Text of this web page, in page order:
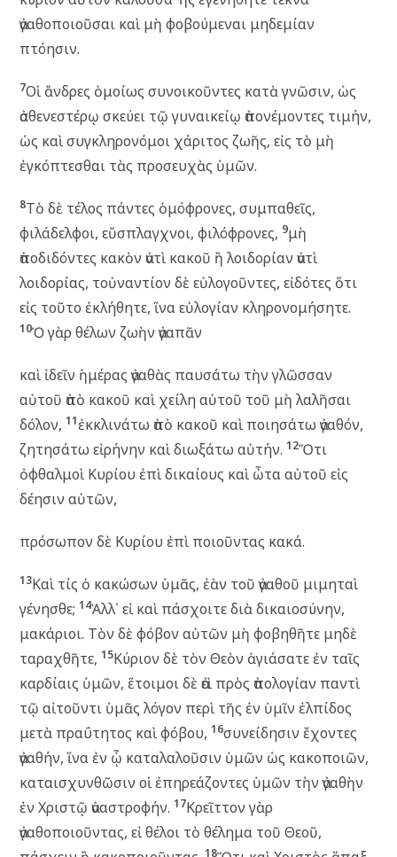
ἀγαθοποιοῦσαι καὶ μὴ φοβούμεναι μηδεμίαν
πτόησιν.
7Οἱ ἄνδρες ὁμοίως συνοικοῦντες κατὰ γνῶσιν, ὡς
ἀσθενεστέρῳ σκεύει τῷ γυναικείῳ ἀπονέμοντες τιμήν,
ὡς καὶ συγκληρονόμοι χάριτος ζωῆς, εἰς τὸ μὴ
ἐγκόπτεσθαι τὰς προσευχὰς ὑμῶν.
8Τὸ δὲ τέλος πάντες ὁμόφρονες, συμπαθεῖς,
φιλάδελφοι, εὔσπλαγχνοι, φιλόφρονες, 9μὴ
ἀποδιδόντες κακὸν ἀντὶ κακοῦ ἢ λοιδορίαν ἀντὶ
λοιδορίας, τοὐναντίον δὲ εὐλογοῦντες, εἰδότες ὅτι
εἰς τοῦτο ἐκλήθητε, ἵνα εὐλογίαν κληρονομήσητε.
10Ὁ γὰρ θέλων ζωὴν ἀγαπᾶν
καὶ ἰδεῖν ἡμέρας ἀγαθὰς παυσάτω τὴν γλῶσσαν
αὐτοῦ ἀπὸ κακοῦ καὶ χείλη αὐτοῦ τοῦ μὴ λαλῆσαι
δόλον, 11ἐκκλινάτω ἀπὸ κακοῦ καὶ ποιησάτω ἀγαθόν,
ζητησάτω εἰρήνην καὶ διωξάτω αὐτήν. 12Ὅτι
ὀφθαλμοὶ Κυρίου ἐπὶ δικαίους καὶ ὦτα αὐτοῦ εἰς
δέησιν αὐτῶν,
πρόσωπον δὲ Κυρίου ἐπὶ ποιοῦντας κακά.
13Καὶ τίς ὁ κακώσων ὑμᾶς, ἐὰν τοῦ ἀγαθοῦ μιμηταὶ
γένησθε; 14Ἀλλ᾽ εἰ καὶ πάσχοιτε διὰ δικαιοσύνην,
μακάριοι. Τὸν δὲ φόβον αὐτῶν μὴ φοβηθῆτε μηδὲ
ταραχθῆτε, 15Κύριον δὲ τὸν Θεὸν ἁγιάσατε ἐν ταῖς
καρδίαις ὑμῶν, ἕτοιμοι δὲ ἀεὶ πρὸς ἀπολογίαν παντὶ
τῷ αἰτοῦντι ὑμᾶς λόγον περὶ τῆς ἐν ὑμῖν ἐλπίδος
μετὰ πραΰτητος καὶ φόβου, 16συνείδησιν ἔχοντες
ἀγαθήν, ἵνα ἐν ᾧ καταλαλοῦσιν ὑμῶν ὡς κακοποιῶν,
καταισχυνθῶσιν οἱ ἐπηρεάζοντες ὑμῶν τὴν ἀγαθὴν
ἐν Χριστῷ ἀναστροφήν. 17Κρεῖττον γὰρ
ἀγαθοποιοῦντας, εἰ θέλοι τὸ θέλημα τοῦ Θεοῦ,
18